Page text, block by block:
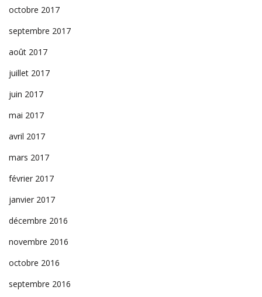
octobre 2017
septembre 2017
août 2017
juillet 2017
juin 2017
mai 2017
avril 2017
mars 2017
février 2017
janvier 2017
décembre 2016
novembre 2016
octobre 2016
septembre 2016